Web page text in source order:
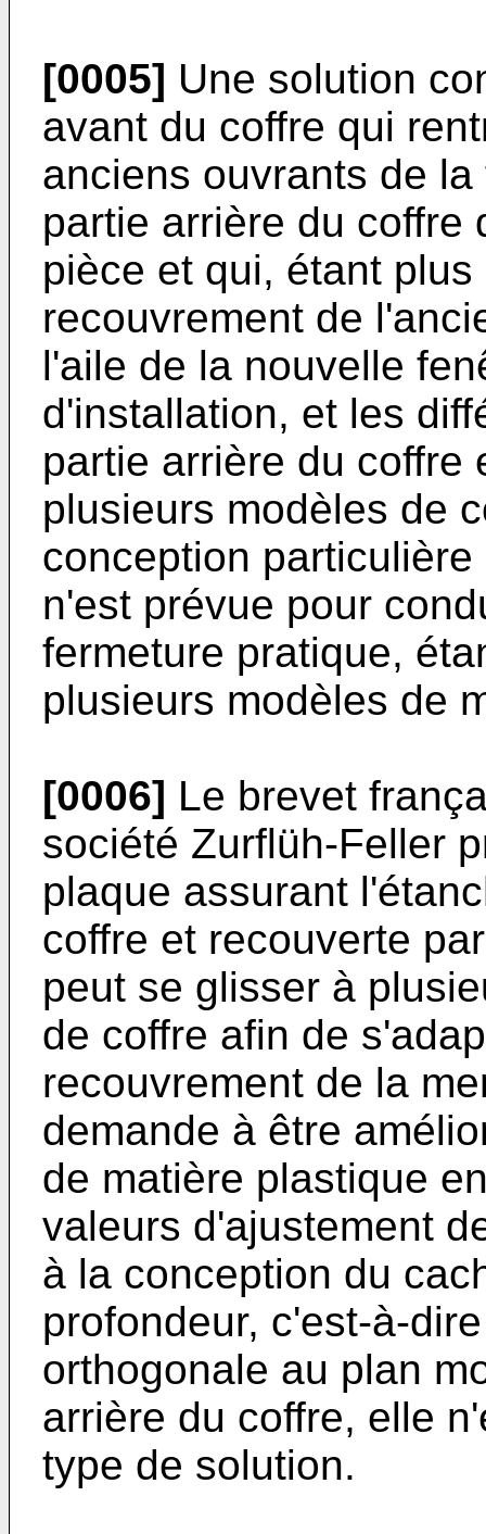
[0005] Une solution
avant du coffre qui
anciens ouvrants de
partie arrière du coffre
pièce et qui, étant
recouvrement de
l'aile de la nouvelle
d'installation, et les
partie arrière du coffre
plusieurs modèles de
conception
n'est prévue pour
fermeture pratique,
plusieurs modèles de
[0006] Le brevet
société Zurflüh-Feller
plaque assurant
coffre et recouverte
peut se glisser à
de coffre afin de
recouvrement de la
demande à être
de matière plastique
valeurs d'ajustement
à la conception du
profondeur, c'est-à-
orthogonale au plan
arrière du coffre, elle
type de solution.